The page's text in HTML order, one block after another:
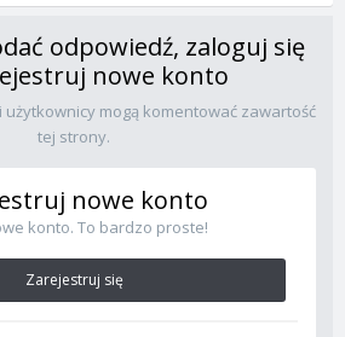
odpowiedź, zaloguj się
nowe konto
mogą komentować zawartość
tej strony.
nowe konto
konto. To bardzo proste!
Zarejestruj się